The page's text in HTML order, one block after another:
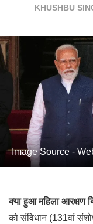
KHUSHBU
Image Source -
क्या हुआ महिला आरक्षण
को संविधान (131वां